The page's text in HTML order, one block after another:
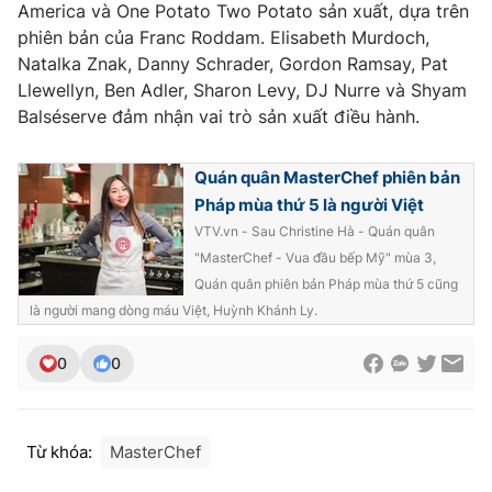
THỜI BÁO VTV
Theo dõi báo trên
Cơ quan chủ quản:Đài Truyền hình Việt Nam
Cơ quan báo chí:Thời báo VTV
cấp ngày 29/12/2023
Nguyễn Trọng Ninh
America và One Potato Two Potato sản xuất, dựa trên
phiên bản của Franc Roddam. Elisabeth Murdoch,
Natalka Znak, Danny Schrader, Gordon Ramsay, Pat
Llewellyn, Ben Adler, Sharon Levy, DJ Nurre và Shyam
Balséserve đảm nhận vai trò sản xuất điều hành.
Quán quân MasterChef phiên bản
Pháp mùa thứ 5 là người Việt
VTV.vn - Sau Christine Hà - Quán quân
"MasterChef - Vua đầu bếp Mỹ" mùa 3,
Quán quân phiên bản Pháp mùa thứ 5 cũng
là người mang dòng máu Việt, Huỳnh Khánh Ly.
0 0
Từ khóa: MasterChef